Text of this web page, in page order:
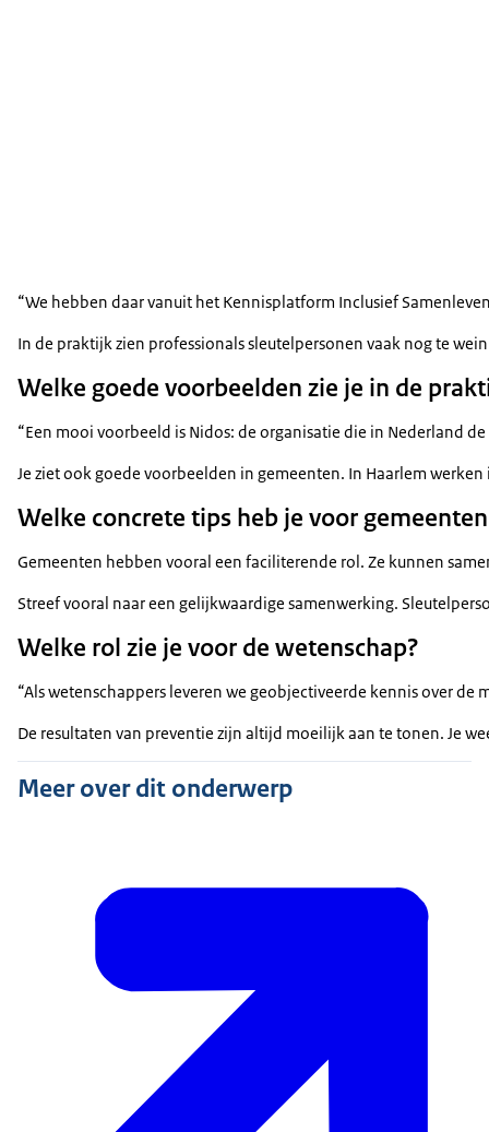
“We hebben daar vanuit het Kennisplatform Inclusief
In de praktijk zien professionals sleutelpersonen vaak nog te
Welke goede voorbeelden zie je in de
“Een mooi voorbeeld is Nidos: de organisatie die in Nederland
Je ziet ook goede voorbeelden in gemeenten. In Haarlem
Welke concrete tips heb je voor
Gemeenten hebben vooral een faciliterende rol. Ze kunnen
Streef vooral naar een gelijkwaardige samenwerking.
Welke rol zie je voor de wetenschap?
“Als wetenschappers leveren we geobjectiveerde kennis over
De resultaten van preventie zijn altijd moeilijk aan te tonen. Je
Meer over dit onderwerp